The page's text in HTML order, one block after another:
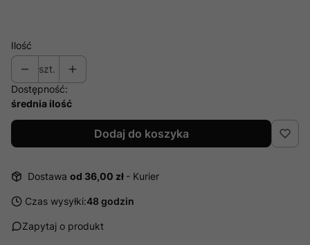
Ilość
szt.
Dostępność:
średnia ilość
Dodaj do koszyka
Dostawa od 36,00 zł - Kurier
Czas wysyłki:48 godzin
Zapytaj o produkt